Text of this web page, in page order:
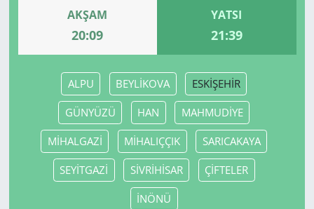
AKŞAM
20:09
YATSI
21:39
ALPU BEYLİKOVA ESKİŞEHİR
GÜNYÜZÜ HAN MAHMUDİYE
MİHALGAZİ MİHALIÇÇIK SARICAKAYA
SEYİTGAZİ SİVRİHİSAR ÇİFTELER
İNÖNÜ